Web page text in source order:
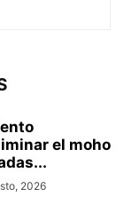
el moho
2026